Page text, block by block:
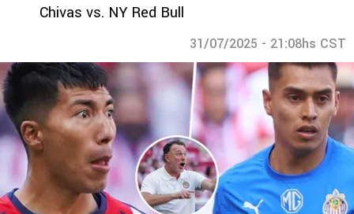
Chivas vs. NY Red Bull
31/07/2025 - 21:08hs CST